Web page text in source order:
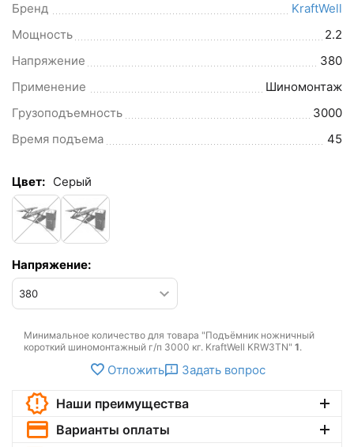
Бренд
KraftWell
Мощность
2.2
Напряжение
380
Применение
Шиномонтаж
Грузоподъемность
3000
Время подъема
45
Цвет: Cерый
Напряжение:
Минимальное количество для товара "Подъёмник ножничный
короткий шиномонтажный г/п 3000 кг. KraftWell KRW3TN" 1.
Отложить Задать вопрос
Наши преимущества
Варианты оплаты